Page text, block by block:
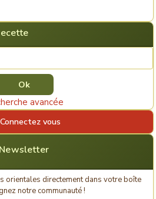
avancée
Connectez vous
orientales directement dans votre boîte
notre communauté !